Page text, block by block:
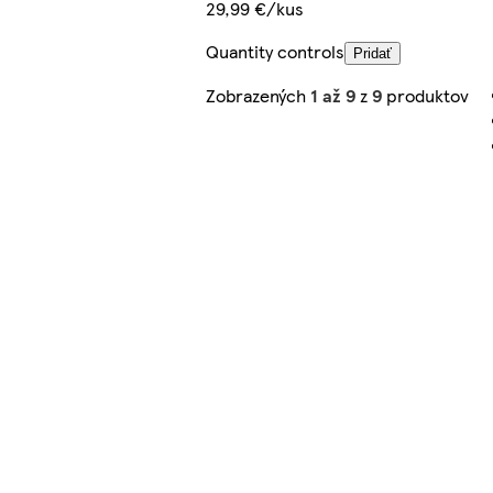
29,99 €/kus
Quantity controls Pridať
Zobrazených 1 až 9z9 produktov